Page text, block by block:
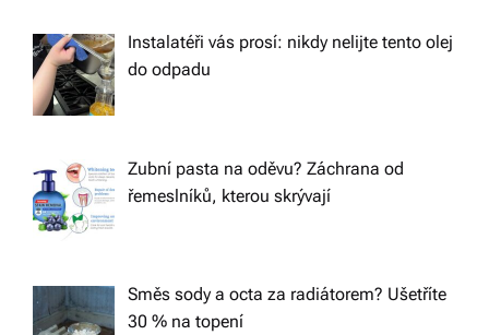
Instalatéři vás prosí: nikdy nelijte tento olej
do odpadu
Zubní pasta na oděvu? Záchrana od
řemeslníků, kterou skrývají
Směs sody a octa za radiátorem? Ušetříte
30 % na topení